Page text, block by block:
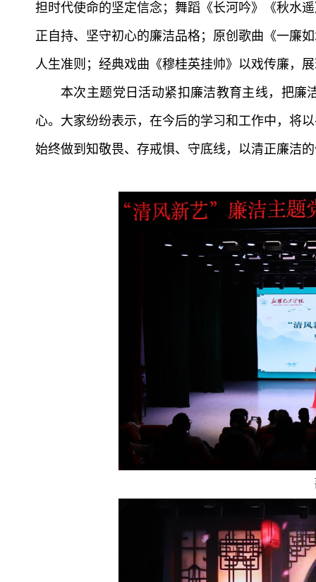
担时代使命的坚定信念；舞蹈《长河吟》《秋水
正自持、坚守初心的廉洁品格；原创歌曲《一廉
人生准则；经典戏曲《穆桂英挂帅》以戏传廉，
本次主题党日活动紧扣廉洁教育主线，把廉
心。大家纷纷表示，在今后的学习和工作中，将
始终做到知敬畏、存戒惧、守底线，以清正廉洁